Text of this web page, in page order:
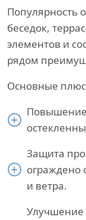
Популярность
беседок,
элементов и
рядом
Основные
Защита
ограждено
и ветра.
Улучшение